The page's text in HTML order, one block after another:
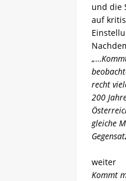
und die
auf
„…
recht
200
gleiche
weiter
Kommt